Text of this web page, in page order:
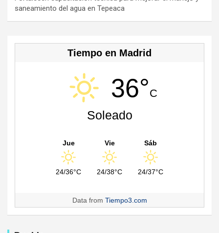
el
saneamiento del agua en Tepeaca
Tiempo en Madrid
36°C
Soleado
Jue
24/36°C
Vie
24/38°C
Sáb
24/37°C
Data from Tiempo3.com